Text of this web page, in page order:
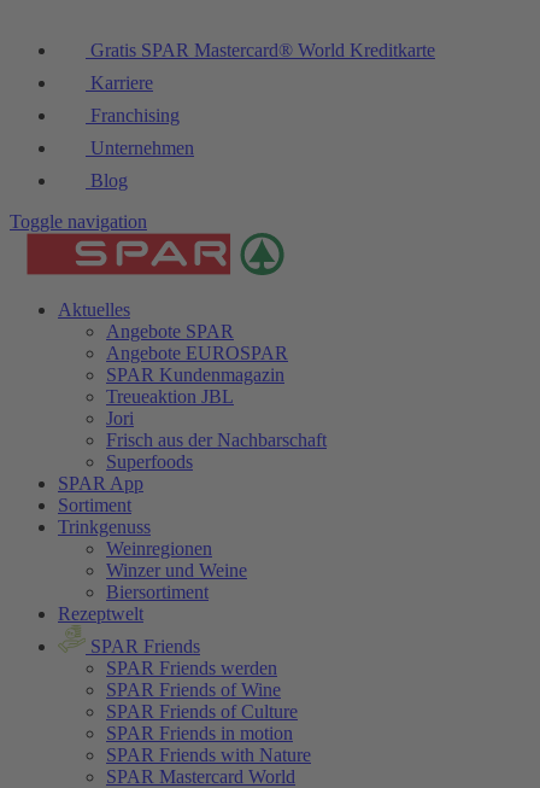
Gratis SPAR Mastercard® World Kreditkarte
Karriere
Franchising
Unternehmen
Blog
Toggle navigation
Aktuelles
Angebote SPAR
Angebote EUROSPAR
SPAR Kundenmagazin
Treueaktion JBL
Jori
Frisch aus der Nachbarschaft
Superfoods
SPAR App
Sortiment
Trinkgenuss
Weinregionen
Winzer und Weine
Biersortiment
Rezeptwelt
SPAR Friends
SPAR Friends werden
SPAR Friends of Wine
SPAR Friends of Culture
SPAR Friends in motion
SPAR Friends with Nature
SPAR Mastercard World